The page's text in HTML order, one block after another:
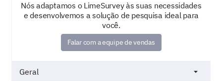
Nós adaptamos o LimeSurvey às suas necessidades
e desenvolvemos a solução de pesquisa ideal para
você.
Falar com a equipe de vendas
Geral